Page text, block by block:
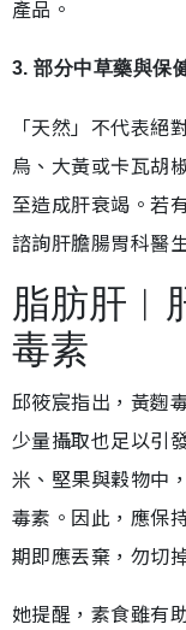
產品。
3. 部分中草藥與保
「天然」不代表
烏、大黃或卡瓦胡
至造成肝衰竭。若
諮詢肝膽腸胃科醫
脂肪肝︱
毒素
邱筱宸指出，黃麴
少量攝取也足以引
米、堅果與穀物中
毒素。因此，應保
期即應丟棄，勿切
她提醒，素食雖有